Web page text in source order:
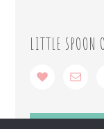
LITTLE